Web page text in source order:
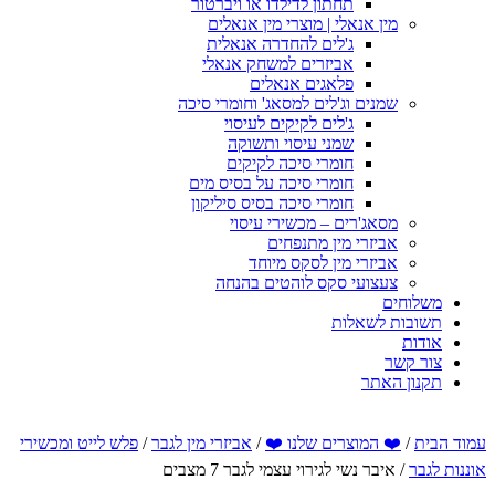
מין אנאלי | מוצרי מין אנאלים
ג'לים להחדרה אנאלית
אביזרים למשחק אנאלי
פלאגים אנאלים
שמנים וג'לים למסאג' וחומרי סיכה
ג'לים לקיקים לעיסוי
שמני עיסוי ותשוקה
חומרי סיכה לקיקים
חומרי סיכה על בסיס מים
חומרי סיכה בסיס סיליקון
מסאג'רים – מכשירי עיסוי
אביזרי מין מתנפחים
אביזרי מין לסקס מיוחד
צעצועי סקס לוהטים בהנחה
משלוחים
תשובות לשאלות
אודות
צור קשר
תקנון האתר
עמוד הבית/ ❤️ המוצרים שלנו ❤️ / אביזרי מין לגבר/ פלש לייט ומכשירי
אוננות לגבר/ איבר נשי לגירוי עצמי לגבר 7 מצבים